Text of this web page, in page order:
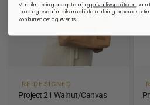
RE:DESIGNED
Project 21 Walnut/Canvas
Ved tilmelding accepterer jegprivatlivspolitkken samt
modtagelse af mails med info omkring
konkurrencer og events.